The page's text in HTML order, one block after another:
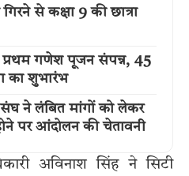
से कक्षा 9 की छात्रा
प्रथम गणेश पूजन संपन्न, 45
का शुभारंभ
ने लंबित मांगों को लेकर
पर आंदोलन की चेतावनी
अविनाश सिंह ने सिटी